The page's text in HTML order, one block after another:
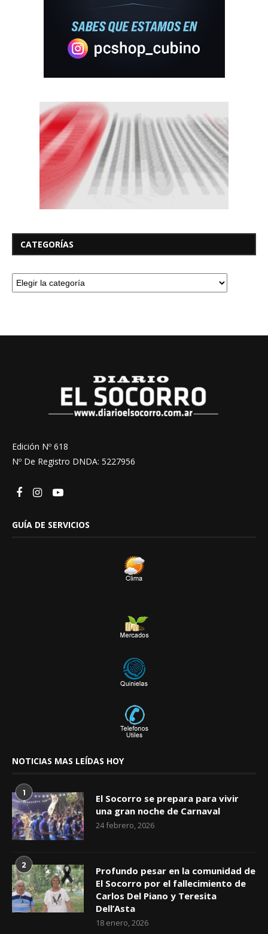
CATEGORÍAS
Edición Nº 618
Nº De Registro DNDA: 5227956
GUÍA DE SERVICIOS
NOTICIAS MAS LEÍDAS HOY
1
El Socorro se prepara para vivir
una gran noche de Carnaval
24 febrero, 2026
2
Profundo pesar en la comunidad de
El Socorro por el fallecimiento de
Carlos Del Piano y Teresita
Dell’Asta
18 enero, 2026